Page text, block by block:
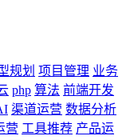
规划 项目管理 业务
php 算法 前端开发
渠道运营 数据分析
营 工具推荐 产品运